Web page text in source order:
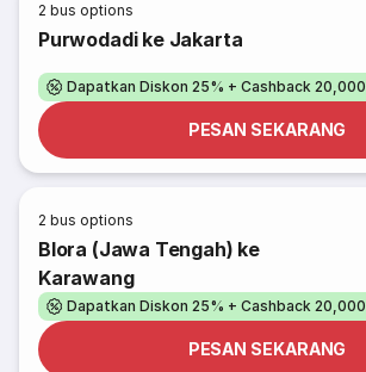
2 bus options
Purwodadi ke Jakarta
Dapatkan Diskon 25% + Cashback 20,000
PESAN SEKARANG
2 bus options
Blora (Jawa Tengah) ke
Karawang
Dapatkan Diskon 25% + Cashback 20,000
PESAN SEKARANG